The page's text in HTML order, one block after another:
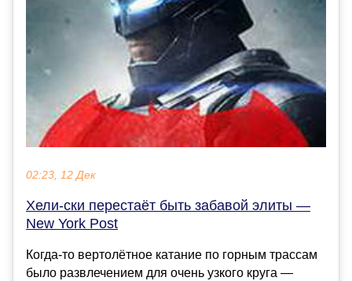
02:23, 12 Дек
Хели-ски перестаёт быть забавой элиты —
New York Post
Когда-то вертолётное катание по горным трассам
было развлечением для очень узкого круга —